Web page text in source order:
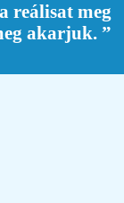
reálisat meg
akarjuk. ”